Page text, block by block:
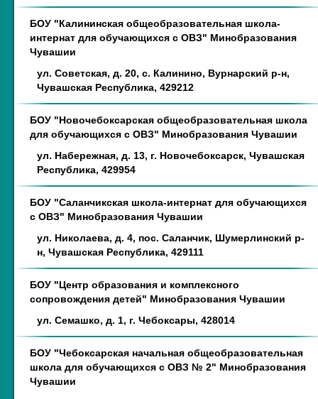
БОУ "Калининская общеобразовательная школа-
интернат для обучающихся с ОВЗ" Минобразования
Чувашии
ул. Советская, д. 20, с. Калинино, Вурнарский р-н,
Чувашская Республика, 429212
БОУ "Новочебоксарская общеобразовательная школа
для обучающихся с ОВЗ" Минобразования Чувашии
ул. Набережная, д. 13, г. Новочебоксарск, Чувашская
Республика, 429954
БОУ "Саланчикская школа-интернат для обучающихся
с ОВЗ" Минобразования Чувашии
ул. Николаева, д. 4, пос. Саланчик, Шумерлинский р-
н, Чувашская Республика, 429111
БОУ "Центр образования и комплексного
сопровождения детей" Минобразования Чувашии
ул. Семашко, д. 1, г. Чебоксары, 428014
БОУ "Чебоксарская начальная общеобразовательная
школа для обучающихся с ОВЗ № 2" Минобразования
Чувашии